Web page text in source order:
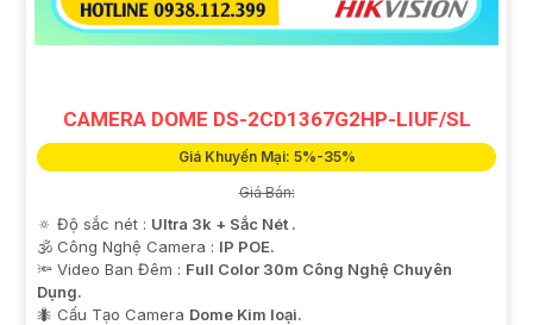
CAMERA DOME DS-2CD1367G2HP-LIUF/SL
Giá Khuyến Mại: 5%-35%
Giá Bán:
🔅 Độ sắc nét : Ultra 3k + Sắc Nét .
🕉️ Công Nghệ Camera : IP POE.
🔦 Video Ban Đêm : Full Color 30m Công Nghệ Chuyên
Dụng.
🐜 Cấu Tạo Camera Dome Kim loại.